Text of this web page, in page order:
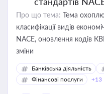
Про що тема: Тема
класифікації видів
NACE, оновлення кодів
зміни
Банківська діяльність
Фінансові послуги
+13